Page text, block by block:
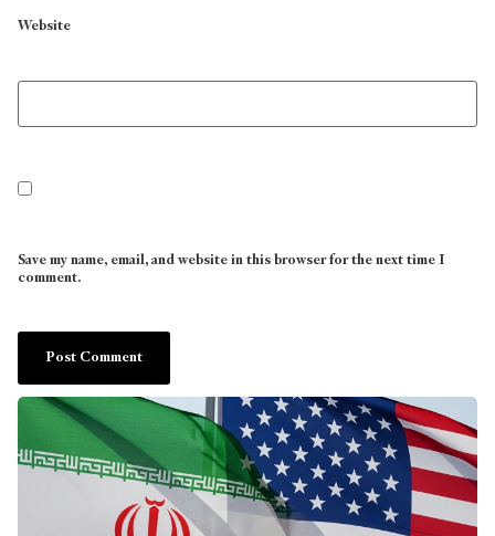
Website
Save my name, email, and website in this browser for the next time I
comment.